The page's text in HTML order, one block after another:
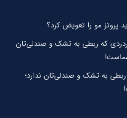
پروتز مو را تعویض کرد؟
که ربطی به تشک و صندلی‌تان
به تشک و صندلی‌تان ندارد؛